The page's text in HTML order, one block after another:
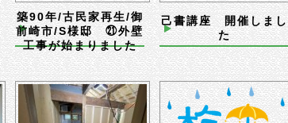
築90年/古民家再生/御
前崎市/S様邸 ㉑外壁
工事が始まりました
己書講座 開催しまし
た